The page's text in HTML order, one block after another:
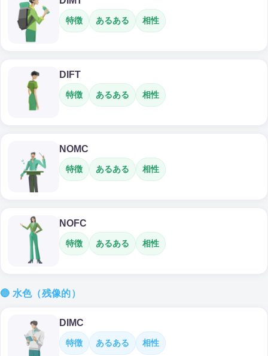
特徴 あるある 相性
DIFT
特徴 あるある 相性
NOMC
特徴 あるある 相性
NOFC
特徴 あるある 相性
🔵 水色（残像的）
DIMC
特徴 あるある 相性